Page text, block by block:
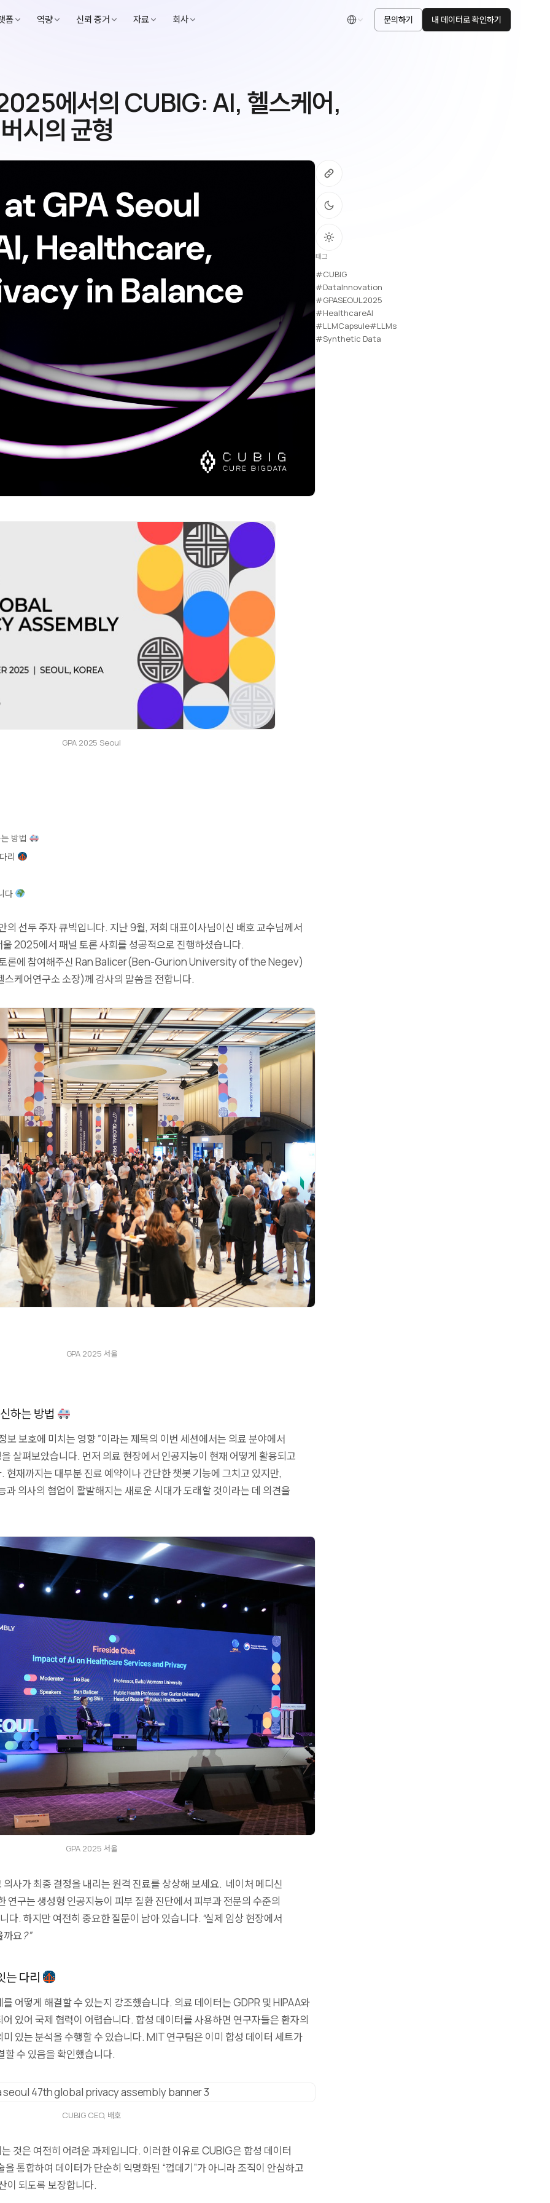
폼 역량 신뢰 증거 자료 회사 한국어 문의하기 내 데이터로 확인하기
에서의 CUBIG: AI, 헬스케어,
시의 균형
GPA 2025 Seoul
방법
리
다
의 선두 주자 큐빅입니다. 지난 9월, 저희 대표이사님이신 배호 교수님께서
울 2025에서 패널 토론 사회를 성공적으로 진행하셨습니다.
토론에 참여해주신 Ran Balicer(Ben-Gurion University of the Negev)
케어연구소 소장)께 감사의 말씀을 전합니다.
GPA 2025 서울
하는 방법
보 보호에 미치는 영향”이라는 제목의 이번 세션에서는 의료 분야에서
살펴보았습니다. 먼저 의료 현장에서 인공지능이 현재 어떻게 활용되고
현재까지는 대부분 진료 예약이나 간단한 챗봇 기능에 그치고 있지만,
과 의사의 협업이 활발해지는 새로운 시대가도래할 것이라는 데 의견을
GPA 2025 서울
사가 최종 결정을 내리는 원격 진료를 상상해 보세요. 네이처 메디신
연구는 생성형 인공지능이 피부 질환 진단에서 피부과 전문의 수준의
다. 하지만 여전히 중요한 질문이 남아 있습니다. “실제 임상 현장에서
까요?”
는 다리
어떻게 해결할 수 있는지 강조했습니다. 의료 데이터는 GDPR 및 HIPAA와
있어 국제 협력이 어렵습니다. 합성 데이터를 사용하면 연구자들은 환자의
있는 분석을 수행할 수 있습니다. MIT 연구팀은 이미 합성 데이터 세트가
할 수 있음을 확인했습니다.
CUBIG CEO, 배호
것은 여전히 ​​어려운 과제입니다. 이러한 이유로 CUBIG은 합성 데이터
을통합하여 데이터가 단순히 익명화된 “껍데기”가 아니라 조직이 안심하고
이 되도록 보장합니다.
태그
#CUBIG
#DataInnovation
#GPASEOUL2025
#HealthcareAI
#LLMCapsule#LLMs
#Synthetic Data